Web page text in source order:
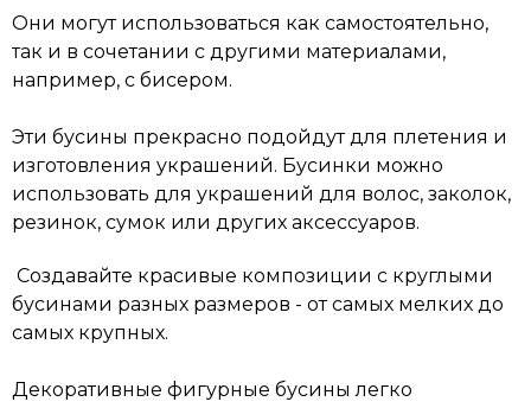
Они могут использоваться как самостоятельно,
так и в сочетании с другими материалами,
например, с бисером.
Эти бусины прекрасно подойдут для плетения и
изготовления украшений. Бусинки можно
использовать для украшений для волос, заколок,
резинок, сумок или других аксессуаров.
Создавайте красивые композиции с круглыми
бусинами разных размеров - от самых мелких до
самых крупных.
Декоративные фигурные бусины легко